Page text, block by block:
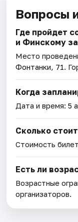
Вопросы
Где пройдет
и Финскому
Место
Фонтанки, 71.
Когда
Дата и время:5
Сколько
Стоимость
Есть ли
Возрастные
организаторов.